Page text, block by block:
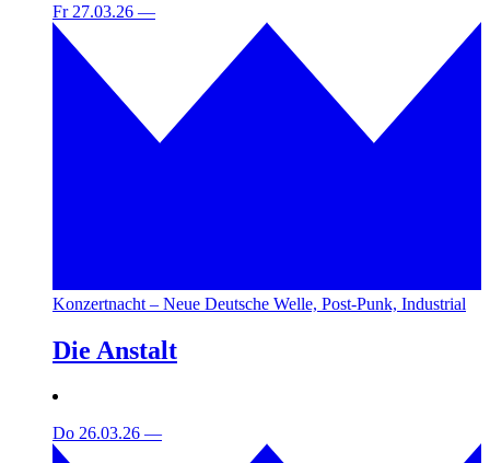
Fr 27.03.26 —
Konzertnacht – Neue Deutsche Welle, Post-Punk, Industrial
Die Anstalt
Do 26.03.26 —